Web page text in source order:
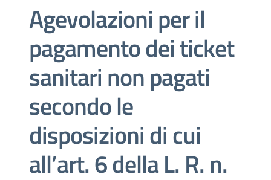
Agevolazioni per il
pagamento dei ticket
sanitari non pagati
secondo le
disposizioni di cui
all’art. 6 della L. R. n.